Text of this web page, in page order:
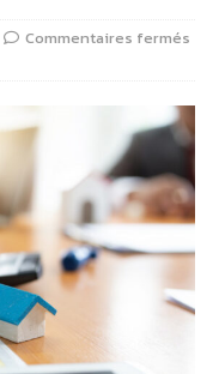
Commentaires fermés